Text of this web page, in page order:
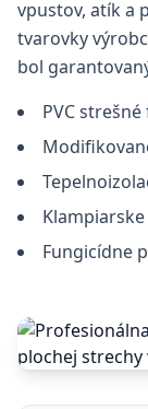
vpustov, atík a
tvarovky
bol
PVC strešné
Fungicídne